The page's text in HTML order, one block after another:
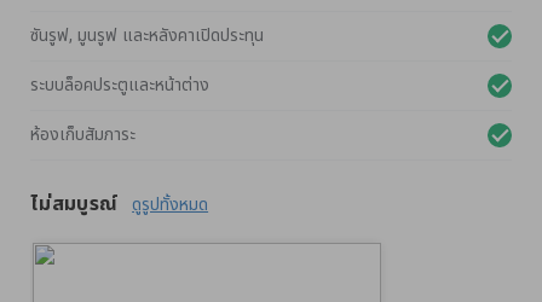
ซันรูฟ, มูนรูฟ และหลังคาเปิดประทุน
ระบบล็อคประตูและหน้าต่าง
ห้องเก็บสัมภาระ
ไม่สมบูรณ์ ดูรูปทั้งหมด